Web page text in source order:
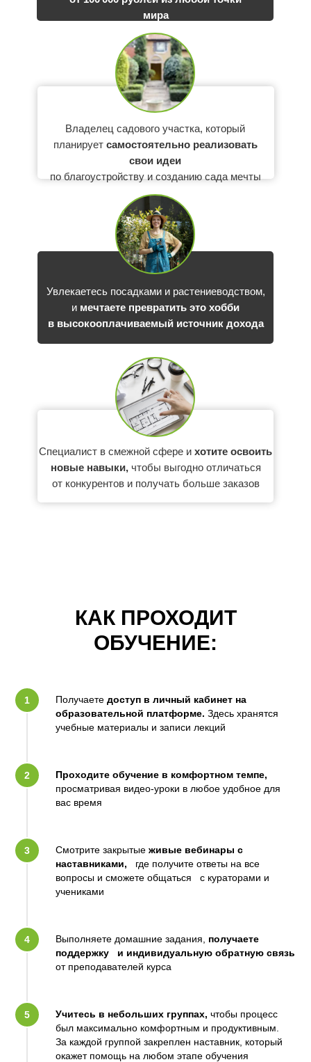
мира
Специалист в смежной сфере и хотите освоить
новые навыки,чтобы выгодно отличаться
от конкурентов и получать больше заказов
Владелец садового участка, который
планирует самостоятельно реализовать
свои идеи
по благоустройству и созданию сада мечты
Увлекаетесь посадками и растениеводством,
и мечтаете превратить это хобби
в высокооплачиваемый источник дохода
КАК ПРОХОДИТ
ОБУЧЕНИЕ:
Получаете доступ в личный кабинет на
образовательной платформе. Здесь хранятся
учебные материалы и записи лекций
Проходите обучение в комфортном темпе,
просматривая видео-уроки в любое удобное для
вас время
Смотрите закрытые живые вебинары с
наставниками, где получите ответы на все
вопросы и сможете общаться с кураторами и
учениками
Выполняете домашние задания, получаете
поддержку и индивидуальную обратную связь
от преподавателей курса
Учитесь в небольших группах, чтобы процесс
был максимально комфортным и продуктивным.
За каждой группой закреплен наставник, который
окажет помощь на любом этапе обучения